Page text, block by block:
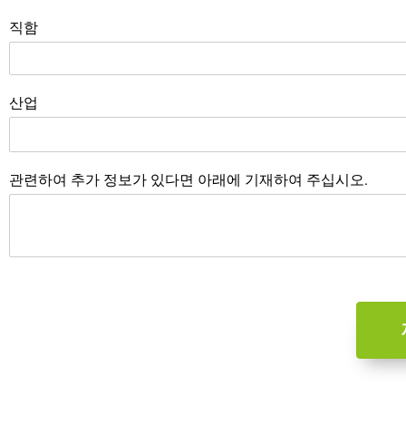
직함
산업
관련하여 추가 정보가 있다면 아래에 기재하여 주십시오.